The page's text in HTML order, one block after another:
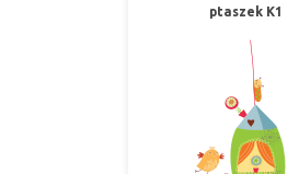
ptaszek K1